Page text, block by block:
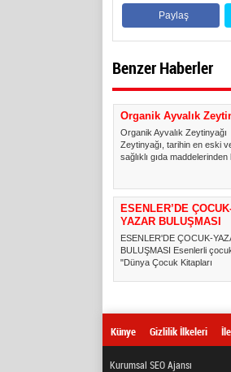
Paylaş
Benzer Haberler
Organik Ayvalık
Organik Ayvalık Zeytinyağı
Zeytinyağı, tarihin en eski
sağlıklı gıda maddelerinden
ESENLER’DE
YAZAR BULUŞMASI
ESENLER'DE ÇOCUK-
BULUŞMASI Esenlerli
"Dünya Çocuk Kitapları
Künye Gizlilik İlkeleri
Kurumsal SEO Ajansı